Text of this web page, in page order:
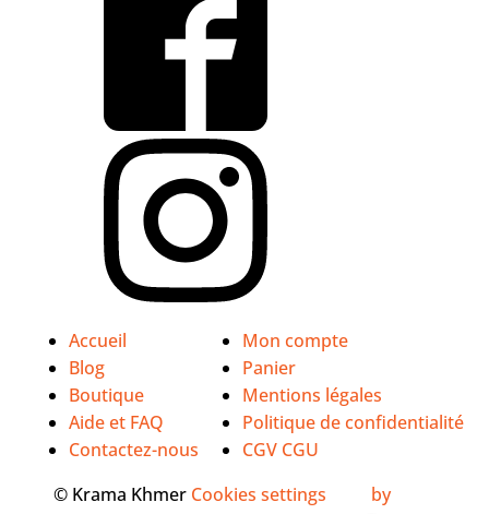
Accueil
Blog
Boutique
Aide et FAQ
Contactez-nous
Mon compte
Panier
Mentions légales
Politique de confidentialité
CGV CGU
© Krama Khmer Cookies settings by